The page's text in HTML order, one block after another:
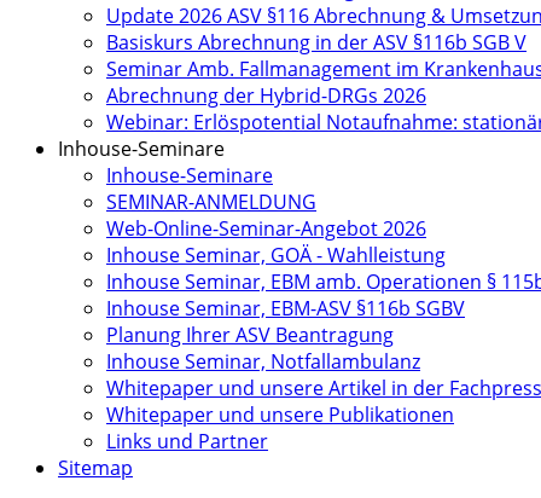
Update 2026 ASV §116 Abrechnung &
Basiskurs Abrechnung in der ASV §116b SGB V
Seminar Amb. Fallmanagement im
Abrechnung der Hybrid-DRGs 2026
Webinar: Erlöspotential Notaufnahme:
Inhouse-Seminare
Inhouse-Seminare
SEMINAR-ANMELDUNG
Web-Online-Seminar-Angebot 2026
Inhouse Seminar, GOÄ - Wahlleistung
Inhouse Seminar, EBM amb. Operationen §
Inhouse Seminar, EBM-ASV §116b SGBV
Planung Ihrer ASV Beantragung
Inhouse Seminar, Notfallambulanz
Whitepaper und unsere Artikel in der
Whitepaper und unsere Publikationen
Links und Partner
Sitemap